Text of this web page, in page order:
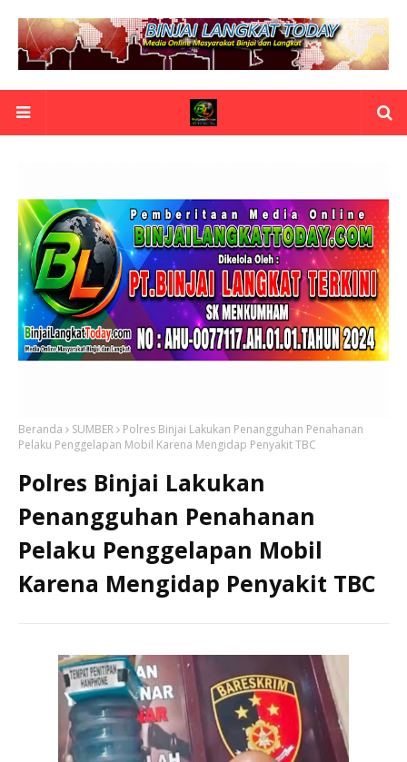
Beranda SUMBER
Polres Binjai Lakukan Penangguhan Penahanan
Pelaku Penggelapan Mobil Karena Mengidap Penyakit TBC
Polres Binjai Lakukan
Penangguhan Penahanan
Pelaku Penggelapan Mobil
Karena Mengidap Penyakit TBC